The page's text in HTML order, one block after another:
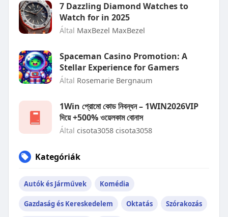
7 Dazzling Diamond Watches to
Watch for in 2025
Által MaxBezel MaxBezel
Spaceman Casino Promotion: A
Stellar Experience for Gamers
Által Rosemarie Bergnaum
1Win প্রোমো কোড নিবন্ধন – 1WIN2026VIP
দিয়ে +500% ওয়েলকাম বোনাস
Által cisota3058 cisota3058
Kategóriák
Autók és Járművek Komédia
Gazdaság és Kereskedelem Oktatás Szórakozás